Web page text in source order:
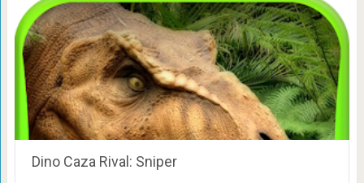
Dino Caza Rival: Sniper